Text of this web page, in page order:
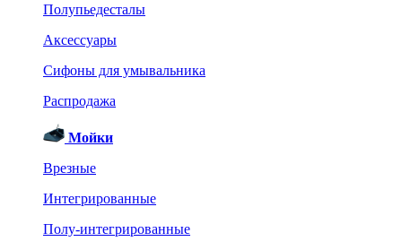
Полупьедесталы
Аксессуары
Сифоны для умывальника
Распродажа
Мойки
Врезные
Интегрированные
Полу-интегрированные